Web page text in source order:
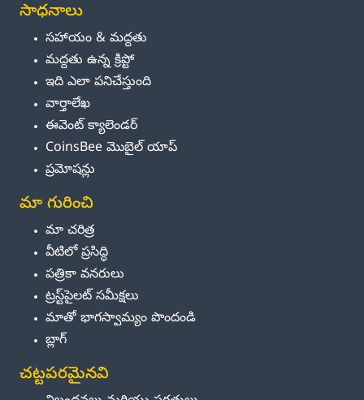
సాధనాలు
సహాయం & మద్దతు
మద్దతు ఉన్న క్రిప్టో
ఇది ఎలా పనిచేస్తుంది
వార్తాలేఖ
ఈవెంట్ క్యాలెండర్
CoinsBee మొబైల్ యాప్
ప్రమోషన్లు
మా గురించి
మా చరిత్ర
వీటిలో ప్రసిద్ధి
పత్రికా వనరులు
ట్రస్ట్‌పైలట్ సమీక్షలు
మాతో భాగస్వామ్యం పొందండి
బ్లాగ్
చట్టపరమైనవి